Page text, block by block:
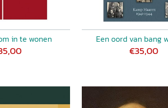
in te wonen Een oord van bang
€35,00